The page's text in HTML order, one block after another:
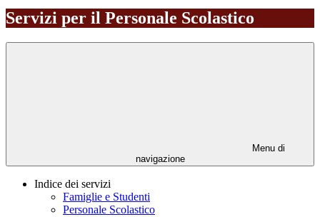
Servizi per il Personale Scolastico
Menu di
navigazione
Indice dei servizi
Famiglie e Studenti
Personale Scolastico